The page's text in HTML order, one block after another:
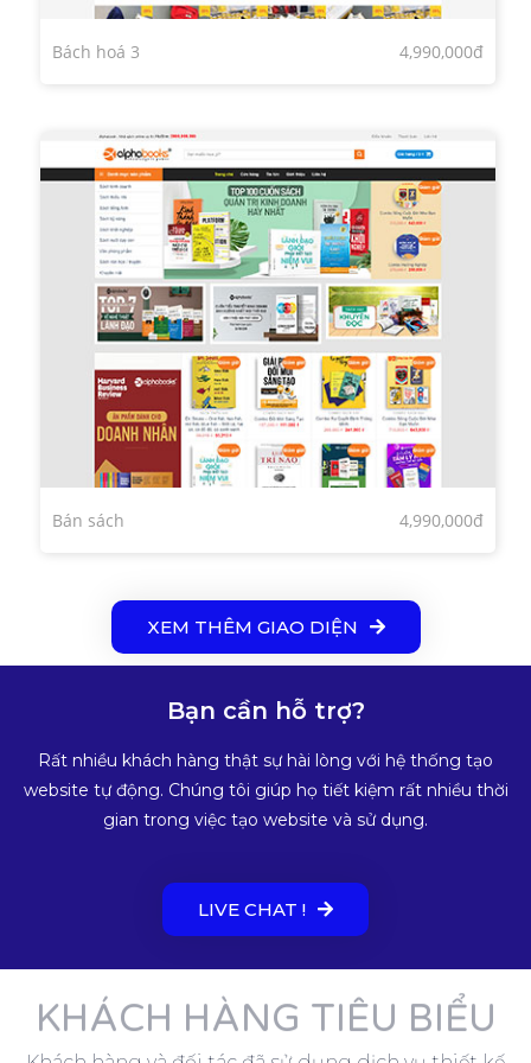
Bách hoá 3 4,990,000đ
Bán sách 4,990,000đ
XEM THÊM GIAO DIỆN
Bạn cần hỗ trợ?
Rất nhiều khách hàng thật sự hài lòng với hệ thống tạo
website tự động. Chúng tôi giúp họ tiết kiệm rất nhiều thời
gian trong việc tạo website và sử dụng.
LIVE CHAT !
KHÁCH HÀNG TIÊU BIỂU